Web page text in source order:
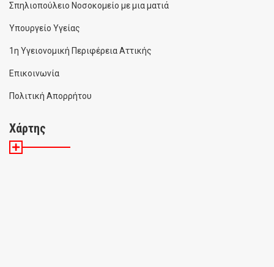
Σπηλιοπούλειο Νοσοκομείο με μια ματιά
Υπουργείο Υγείας
1η Υγειονομική Περιφέρεια Αττικής
Επικοινωνία
Πολιτική Απορρήτου
Χάρτης